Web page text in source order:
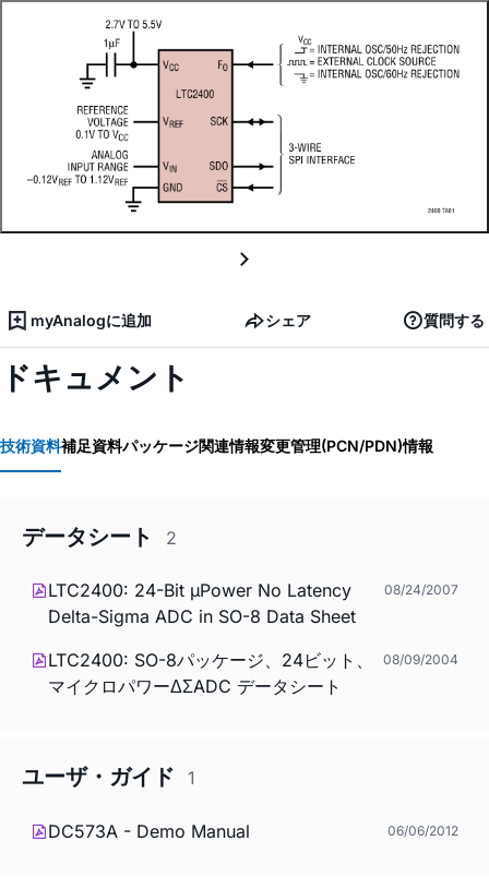
myAnalogに追加 シェア 質問する
ドキュメント
技術資料補足資料パッケージ関連情報変更管理(PCN/PDN)情報
データシート 2
LTC2400: 24-Bit µPower No Latency
Delta-Sigma ADC in SO-8 Data Sheet
08/24/2007
LTC2400: SO-8パッケージ、24ビット、
マイクロパワーΔΣADC データシート
08/09/2004
ユーザ・ガイド 1
DC573A - Demo Manual 06/06/2012